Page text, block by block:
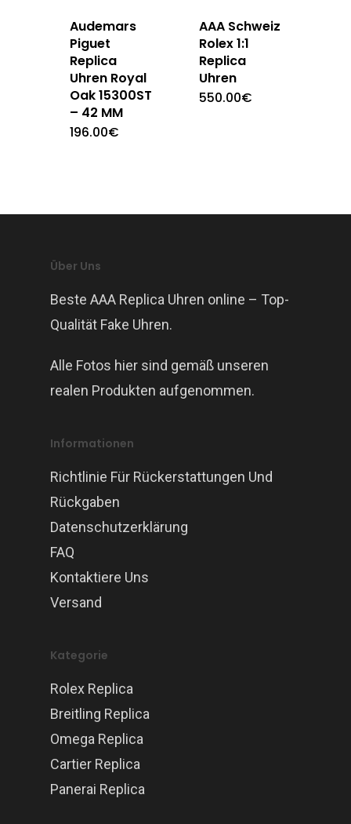
Audemars
Piguet
Replica
Uhren Royal
Oak 15300ST
– 42 MM
196.00€
AAA Schweiz
Rolex 1:1
Replica
Uhren
550.00€
Über Uns
Beste AAA Replica Uhren online – Top-
Qualität Fake Uhren.
Alle Fotos hier sind gemäß unseren
realen Produkten aufgenommen.
Informationen
Richtlinie Für Rückerstattungen Und
Rückgaben
Datenschutzerklärung
FAQ
Kontaktiere Uns
Versand
Kategorie
Rolex Replica
Breitling Replica
Omega Replica
Cartier Replica
Panerai Replica